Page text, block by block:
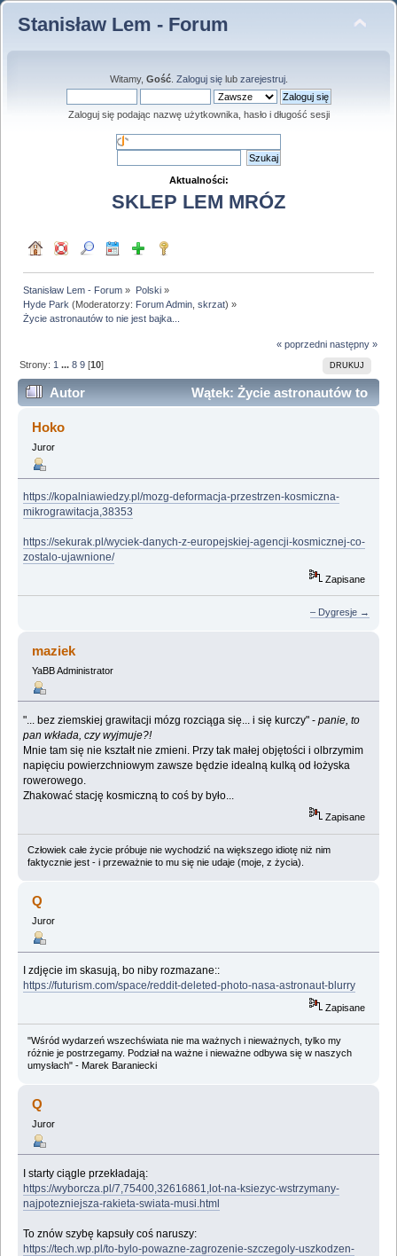
Stanisław Lem - Forum
Witamy, Gość. Zaloguj sięlub zarejestruj.
Zaloguj się podając nazwę użytkownika, hasło i długość sesji
Aktualności:
SKLEP LEM MRÓZ
Stanisław Lem - Forum » Polski»
Hyde Park (Moderatorzy: Forum Admin ,skrzat) »
Życie astronautów to nie jest bajka...
« poprzedni następny »
DRUKUJ
Strony: 1 ...8 9 [10]
Autor
Wątek: Życie astronautów to
nie jest bajka... (Przeczytany 314472 razy)
Hoko
Juror
https://kopalniawiedzy.pl/mozg-deformacja-przestrzen-kosmiczna-
mikrograwitacja,38353
https://sekurak.pl/wyciek-danych-z-europejskiej-agencji-kosmicznej-co-
zostalo-ujawnione/
Zapisane
– Dygresje →
maziek
YaBB Administrator
"... bez ziemskiej grawitacji mózg rozciąga się... i się kurczy" -panie, to
pan wkłada, czy wyjmuje?!
Mnie tam się nie kształt nie zmieni. Przy tak małej objętości i olbrzymim
napięciu powierzchniowym zawsze będzie idealną kulką od łożyska
rowerowego.
Zhakować stację kosmiczną to coś by było...
Zapisane
Człowiek całe życie próbuje nie wychodzić na większego idiotę niż nim
faktycznie jest - i przeważnie to mu się nie udaje (moje, z życia).
Q
Juror
I zdjęcie im skasują, bo niby rozmazane::
https://futurism.com/space/reddit-deleted-photo-nasa-astronaut-blurry
Zapisane
"Wśród wydarzeń wszechświata nie ma ważnych i nieważnych, tylko my
różnie je postrzegamy. Podział na ważne i nieważne odbywa się w naszych
umysłach" - Marek Baraniecki
Q
Juror
I starty ciągle przekładają:
https://wyborcza.pl/7,75400,32616861,lot-na-ksiezyc-wstrzymany-
najpotezniejsza-rakieta-swiata-musi.html
To znów szybę kapsuły coś naruszy:
https://tech.wp.pl/to-bylo-powazne-zagrozenie-szczegoly-uszkodzen-